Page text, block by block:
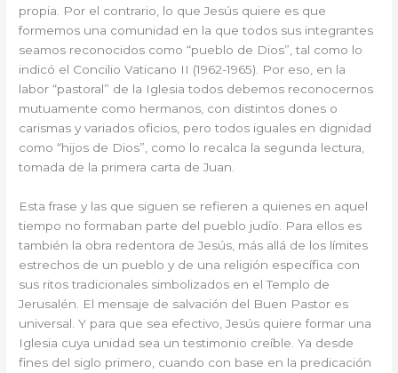
propia. Por el contrario, lo que Jesús quiere es que
formemos una comunidad en la que todos sus integrantes
seamos reconocidos como “pueblo de Dios”, tal como lo
indicó el Concilio Vaticano II (1962-1965). Por eso, en la
labor “pastoral” de la Iglesia todos debemos reconocernos
mutuamente como hermanos, con distintos dones o
carismas y variados oficios, pero todos iguales en dignidad
como “hijos de Dios”, como lo recalca la segunda lectura,
tomada de la primera carta de Juan.
Esta frase y las que siguen se refieren a quienes en aquel
tiempo no formaban parte del pueblo judío. Para ellos es
también la obra redentora de Jesús, más allá de los límites
estrechos de un pueblo y de una religión específica con
sus ritos tradicionales simbolizados en el Templo de
Jerusalén. El mensaje de salvación del Buen Pastor es
universal. Y para que sea efectivo, Jesús quiere formar una
Iglesia cuya unidad sea un testimonio creíble. Ya desde
fines del siglo primero, cuando con base en la predicación